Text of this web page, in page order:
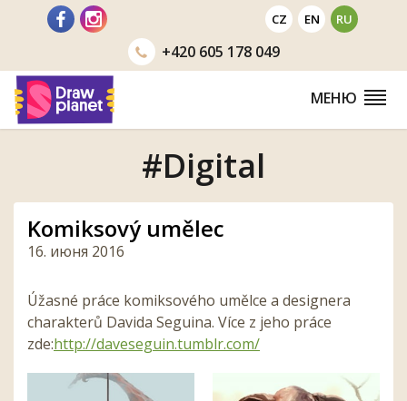
Перейти CZ EN RU
+420605 178 049
МЕНЮ
#Digital
Komiksový umělec
16. июня 2016
Úžasné práce komiksového umělce a designera
charakterů Davida Seguina. Více z jeho práce
zde:http://daveseguin.tumblr.com/